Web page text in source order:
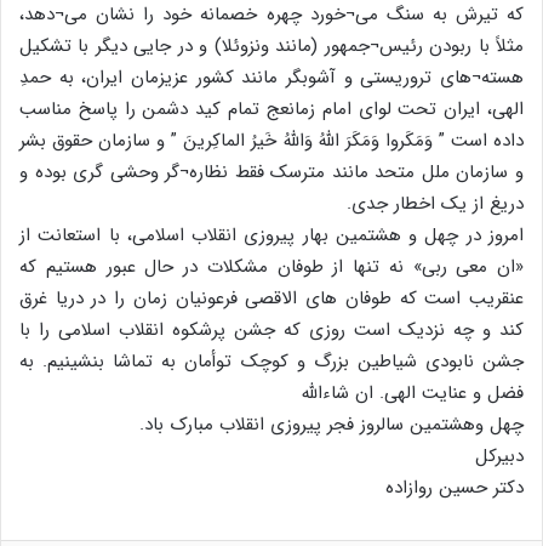
که تیرش به سنگ می¬خورد چهره خصمانه خود را نشان می¬دهد،
مثلاً با ربودن رئیس¬جمهور (مانند ونزوئلا) و در جایی دیگر با تشکیل
هسته¬های تروریستی و آشوبگر مانند کشور عزیزمان ایران، به حمدِ
الهی، ایران تحت لوای امام زمانعج تمام کید دشمن را پاسخ مناسب
داده است ” وَمَكَروا وَمَكَرَ اللَّهُ وَاللَّهُ خَيرُ الماكِرينَ ” و سازمان حقوق بشر
و سازمان ملل متحد مانند مترسک فقط نظاره¬گر وحشی گری بوده و
دریغ از یک اخطار جدی.
امروز در چهل و هشتمین بهار پیروزی انقلاب اسلامی، با استعانت از
«ان معی ربی» نه تنها از طوفان مشکلات در حال عبور هستیم که
عنقریب است که طوفان های الاقصی فرعونیان زمان را در دریا غرق
کند و چه نزدیک است روزی که جشن پرشکوه انقلاب اسلامی را با
جشن نابودی شیاطین بزرگ و کوچک توأمان به تماشا بنشینیم. به
فضل و عنایت الهی. ان شاءالله
چهل وهشتمین سالروز فجر پیروزی انقلاب مبارک باد.
دبیرکل
دکتر حسین روازاده